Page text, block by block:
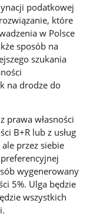
podatkowej
które
w Polsce
sposób na
szukania
na drodze do
prawa własności
B+R lub z usług
przez siebie
wygenerowany
5%. Ulga będzie
wszystkich